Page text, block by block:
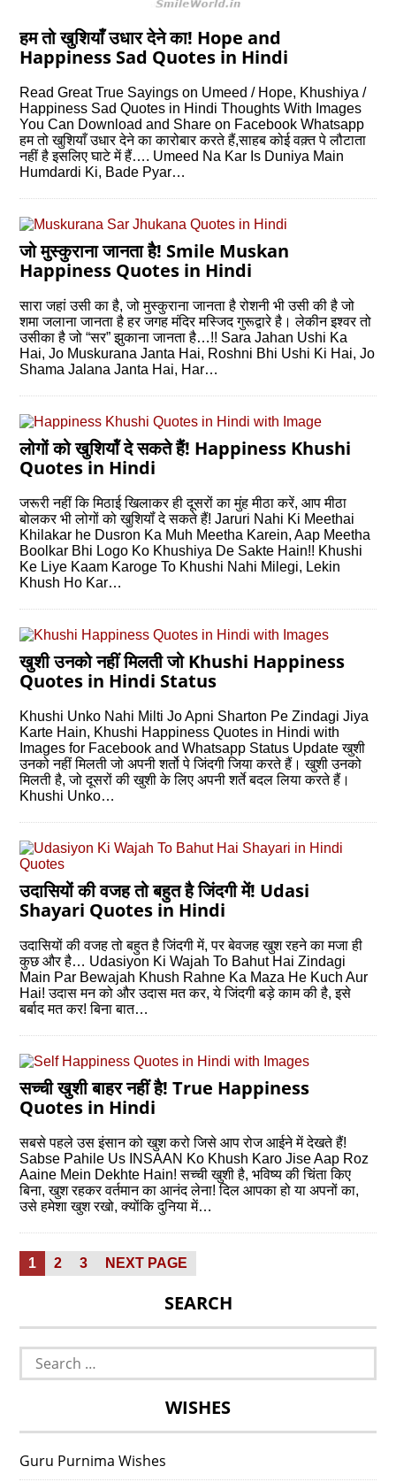
हम तो खुशियाँ उधार देने का! Hope and
Happiness Sad Quotes in Hindi
Read Great True Sayings on Umeed / Hope, Khushiya /
Happiness Sad Quotes in Hindi Thoughts With Images
You Can Download and Share on Facebook Whatsapp
हम तो खुशियाँ उधार देने का कारोबार करते हैं,साहब कोई वक़्त पे लौटाता
नहीं है इसलिए घाटे में हैं…. Umeed Na Kar Is Duniya Main
Humdardi Ki, Bade Pyar…
जो मुस्कुराना जानता है! Smile Muskan
Happiness Quotes in Hindi
सारा जहां उसी का है, जो मुस्कुराना जानता है रोशनी भी उसी की है जो
शमा जलाना जानता है हर जगह मंदिर मस्जिद गुरूद्वारे है। लेकीन इश्वर तो
उसीका है जो “सर” झुकाना जानता है…!! Sara Jahan Ushi Ka
Hai, Jo Muskurana Janta Hai, Roshni Bhi Ushi Ki Hai, Jo
Shama Jalana Janta Hai, Har…
लोगों को खुशियॉं दे सकते हैं! Happiness Khushi
Quotes in Hindi
जरूरी नहीं कि मिठाई खिलाकर ही दूसरों का मुंह मीठा करें, आप मीठा
बोलकर भी लोगों को खुशियॉं दे सकते हैं! Jaruri Nahi Ki Meethai
Khilakar he Dusron Ka Muh Meetha Karein, Aap Meetha
Boolkar Bhi Logo Ko Khushiya De Sakte Hain!! Khushi
Ke Liye Kaam Karoge To Khushi Nahi Milegi, Lekin
Khush Ho Kar…
खुशी उनको नहीं मिलती जो Khushi Happiness
Quotes in Hindi Status
Khushi Unko Nahi Milti Jo Apni Sharton Pe Zindagi Jiya
Karte Hain, Khushi Happiness Quotes in Hindi with
Images for Facebook and Whatsapp Status Update खुशी
उनको नहीं मिलती जो अपनी शर्तो पे जिंदगी जिया करते हैं। खुशी उनको
मिलती है, जो दूसरों की खुशी के लिए अपनी शर्ते बदल लिया करते हैं।
Khushi Unko…
उदासियों की वजह तो बहुत है जिंदगी में! Udasi
Shayari Quotes in Hindi
उदासियों की वजह तो बहुत है जिंदगी में, पर बेवजह खुश रहने का मजा ही
कुछ और है… Udasiyon Ki Wajah To Bahut Hai Zindagi
Main Par Bewajah Khush Rahne Ka Maza He Kuch Aur
Hai! उदास मन को और उदास मत कर, ये जिंदगी बड़े काम की है, इसे
बर्बाद मत कर! बिना बात…
सच्ची खुशी बाहर नहीं है! True Happiness
Quotes in Hindi
सबसे पहले उस इंसान को खुश करो जिसे आप रोज आईने में देखते हैं!
Sabse Pahile Us INSAAN Ko Khush Karo Jise Aap Roz
Aaine Mein Dekhte Hain! सच्ची खुशी है, भविष्य की चिंता किए
बिना, खुश रहकर वर्तमान का आनंद लेना! दिल आपका हो या अपनों का,
उसे हमेशा खुश रखो, क्योंकि दुनिया में…
Posts
pagination
PAGE
1 PAGE
2 PAGE
3 NEXT PAGE
SEARCH
Search
for:
WISHES
Guru Purnima Wishes